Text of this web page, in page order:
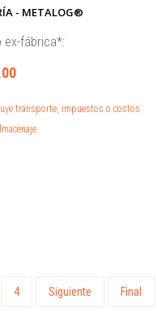
- METALOG®
ex-fábrica*:
transporte, impuestos o costos
4 Siguiente Final